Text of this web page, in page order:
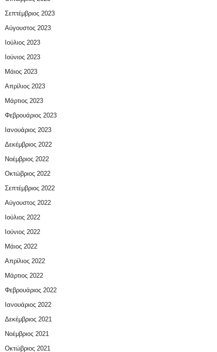
Σεπτέμβριος 2023
Αύγουστος 2023
Ιούλιος 2023
Ιούνιος 2023
Μάιος 2023
Απρίλιος 2023
Μάρτιος 2023
Φεβρουάριος 2023
Ιανουάριος 2023
Δεκέμβριος 2022
Νοέμβριος 2022
Οκτώβριος 2022
Σεπτέμβριος 2022
Αύγουστος 2022
Ιούλιος 2022
Ιούνιος 2022
Μάιος 2022
Απρίλιος 2022
Μάρτιος 2022
Φεβρουάριος 2022
Ιανουάριος 2022
Δεκέμβριος 2021
Νοέμβριος 2021
Οκτώβριος 2021